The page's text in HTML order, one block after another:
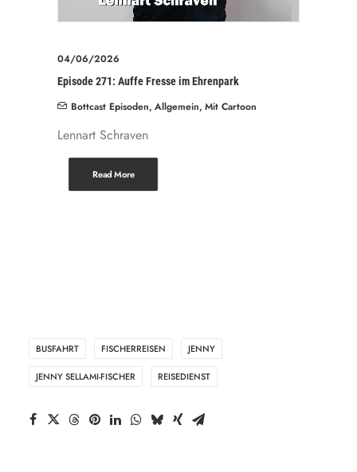
04/06/2026
Episode 271: Auffe Fresse im Ehrenpark
Bottcast Episoden, Allgemein, Mit Cartoon
Lennart Schraven
Read More
BUSFAHRT FISCHERREISEN JENNY
JENNY SELLAMI-FISCHER REISEDIENST